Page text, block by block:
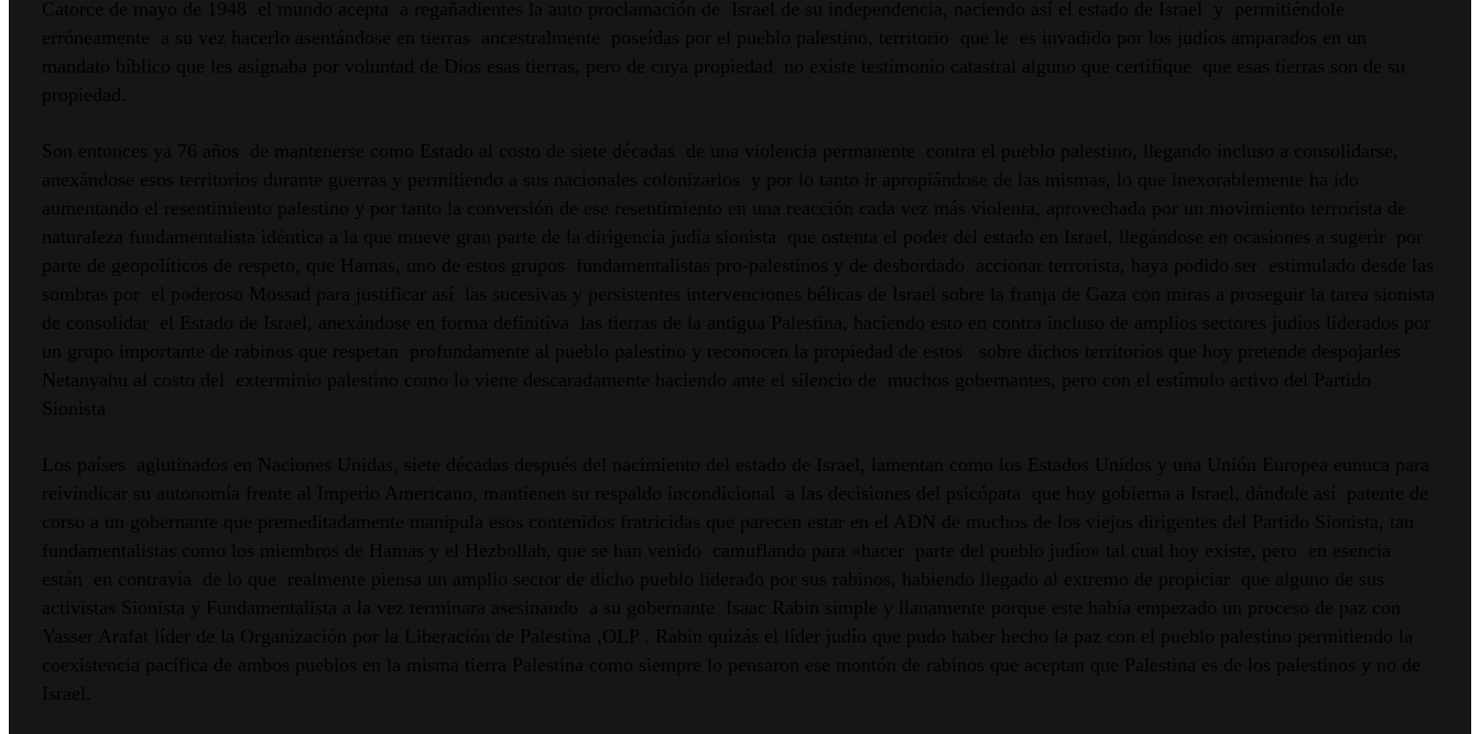
Catorce de mayo de 1948 el mundo acepta a regañadientes la auto proclamación de Israel de su independencia, naciendo así el estado de Israel y permitiéndole
erróneamente a su vez hacerlo asentándose en tierras ancestralmente poseídas por el pueblo palestino, territorio que le es invadido por los judíos amparados en un
mandato bíblico que les asignaba por voluntad de Dios esas tierras, pero de cuya propiedad no existe testimonio catastral alguno que certifique que esas tierras son de su
propiedad.
Son entonces ya 76 años de mantenerse como Estado al costo de siete décadas de una violencia permanente contra el pueblo palestino, llegando incluso a consolidarse,
anexándose esos territorios durante guerras y permitiendo a sus nacionales colonizarlos y por lo tanto ir apropiándose de las mismas, lo que inexorablemente ha ido
aumentando el resentimiento palestino y por tanto la conversión de ese resentimiento en una reacción cada vez más violenta, aprovechada por un movimiento terrorista de
naturaleza fundamentalista idéntica a la que mueve gran parte de la dirigencia judía sionista que ostenta el poder del estado en Israel, llegándose en ocasiones a sugerir por
parte de geopolíticos de respeto, que Hamas, uno de estos grupos fundamentalistas pro-palestinos y de desbordado accionar terrorista, haya podido ser estimulado desde las
sombras por el poderoso Mossad para justificar así las sucesivas y persistentes intervenciones bélicas de Israel sobre la franja de Gaza con miras a proseguir la tarea sionista
de consolidar el Estado de Israel, anexándose en forma definitiva las tierras de la antigua Palestina, haciendo esto en contra incluso de amplios sectores judíos liderados por
un grupo importante de rabinos que respetan profundamente al pueblo palestino y reconocen la propiedad de estos sobre dichos territorios que hoy pretende despojarles
Netanyahu al costo del exterminio palestino como lo viene descaradamente haciendo ante el silencio de muchos gobernantes, pero con el estímulo activo del Partido
Sionista
Los países aglutinados en Naciones Unidas, siete décadas después del nacimiento del estado de Israel, lamentan como los Estados Unidos y una Unión Europea eunuca para
reivindicar su autonomía frente al Imperio Americano, mantienen su respaldo incondicional a las decisiones del psicópata que hoy gobierna a Israel, dándole así patente de
corso a un gobernante que premeditadamente manipula esos contenidos fratricidas que parecen estar en el ADN de muchos de los viejos dirigentes del Partido Sionista, tan
fundamentalistas como los miembros de Hamas y el Hezbollah, que se han venido camuflando para «hacer parte del pueblo judío» tal cual hoy existe, pero en esencia
están en contravía de lo que realmente piensa un amplio sector de dicho pueblo liderado por sus rabinos, habiendo llegado al extremo de propiciar que alguno de sus
activistas Sionista y Fundamentalista a la vez terminara asesinando a su gobernante Isaac Rabin simple y llanamente porque este había empezado un proceso de paz con
Yasser Arafat líder de la Organización por la Liberación de Palestina ,OLP . Rabin quizás el líder judío que pudo haber hecho la paz con el pueblo palestino permitiendo la
coexistencia pacífica de ambos pueblos en la misma tierra Palestina como siempre lo pensaron ese montón de rabinos que aceptan que Palestina es de los palestinos y no de
Israel.